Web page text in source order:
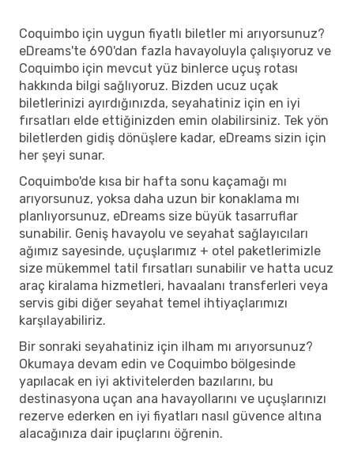
Coquimbo için uygun fiyatlı biletler mi arıyorsunuz?
eDreams'te 690'dan fazla havayoluyla çalışıyoruz ve
Coquimbo için mevcut yüz binlerce uçuş rotası
hakkında bilgi sağlıyoruz. Bizden ucuz uçak
biletlerinizi ayırdığınızda, seyahatiniz için en iyi
fırsatları elde ettiğinizden emin olabilirsiniz. Tek yön
biletlerden gidiş dönüşlere kadar, eDreams sizin için
her şeyi sunar.
Coquimbo'de kısa bir hafta sonu kaçamağı mı
arıyorsunuz, yoksa daha uzun bir konaklama mı
planlıyorsunuz, eDreams size büyük tasarruflar
sunabilir. Geniş havayolu ve seyahat sağlayıcıları
ağımız sayesinde, uçuşlarımız + otel paketlerimizle
size mükemmel tatil fırsatları sunabilir ve hatta ucuz
araç kiralama hizmetleri, havaalanı transferleri veya
servis gibi diğer seyahat temel ihtiyaçlarımızı
karşılayabiliriz.
Bir sonraki seyahatiniz için ilham mı arıyorsunuz?
Okumaya devam edin ve Coquimbo bölgesinde
yapılacak en iyi aktivitelerden bazılarını, bu
destinasyona uçan ana havayollarını ve uçuşlarınızı
rezerve ederken en iyi fiyatları nasıl güvence altına
alacağınıza dair ipuçlarını öğrenin.